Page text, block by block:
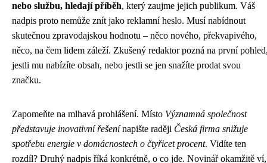
nebo službu, hledají příběh, který zaujme jejich publikum. Váš
nadpis proto nemůže znít jako reklamní heslo. Musí nabídnout
skutečnou zpravodajskou hodnotu – něco nového, překvapivého,
něco, na čem lidem záleží. Zkušený redaktor pozná na první
jestli mu nabízíte obsah, nebo jestli se jen snažíte prodat svou
značku.
Zapomeňte na mlhavá prohlášení. Místo Významná společnost
představuje inovativní řešenínapište raději Česká firma snižuje
spotřebu energie v domácnostech o čtyřicet procent. Vidíte ten
rozdíl? Druhý nadpis říká konkrétně, o co jde. Novinář okamžitě ví,